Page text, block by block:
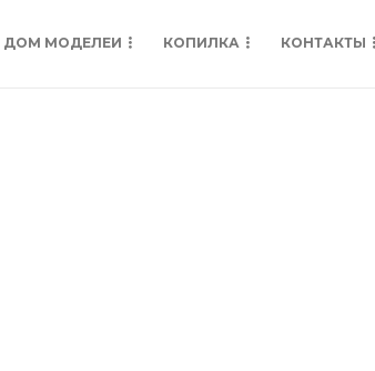
ДОМ МОДЕЛЕИ КОПИЛКА КОНТАКТЫ